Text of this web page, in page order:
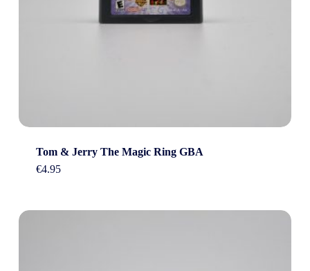
Tom & Jerry The Magic Ring GBA
€4.95